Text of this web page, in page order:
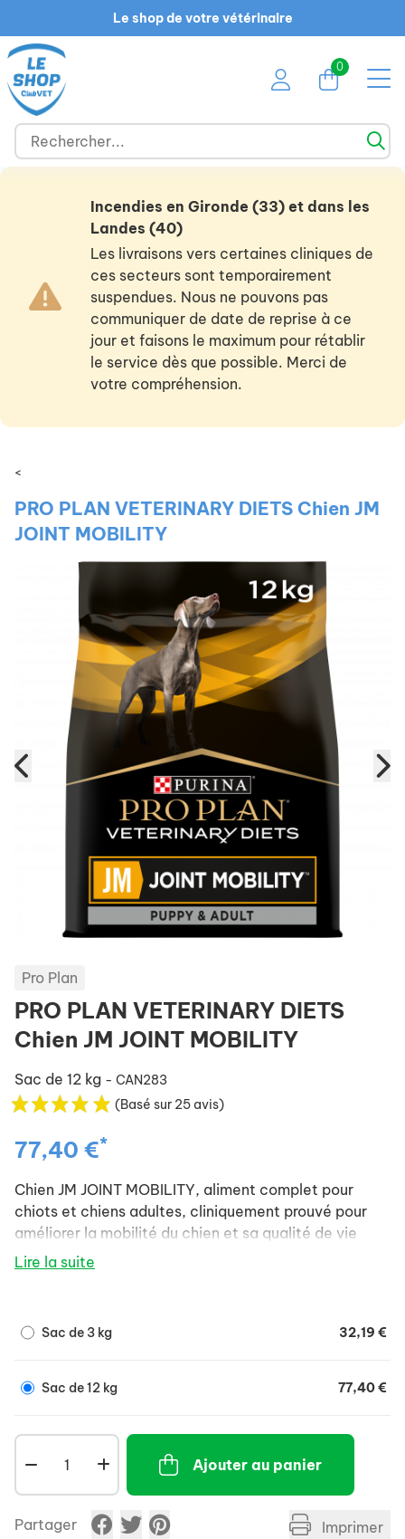
Le shop de votre vétérinaire
0
Incendies en Gironde (33) et dans les
Landes (40)
Les livraisons vers certaines cliniques de
ces secteurs sont temporairement
suspendues. Nous ne pouvons pas
communiquer de date de reprise à ce
jour et faisons le maximum pour rétablir
le service dès que possible. Merci de
votre compréhension.
<
PRO PLAN VETERINARY DIETS Chien JM
JOINT MOBILITY
Pro Plan
PRO PLAN VETERINARY DIETS
Chien JM JOINT MOBILITY
Sac de 12 kg - CAN283
(Basé sur 25 avis)
77,40 €*
Chien JM JOINT MOBILITY, aliment complet pour
chiots et chiens adultes, cliniquement prouvé pour
améliorer la mobilité du chien et sa qualité de vie
Lire la suite
Sac de 3 kg 32,19 €
Sac de 12 kg 77,40 €
Ajouter au panier
Partager Imprimer